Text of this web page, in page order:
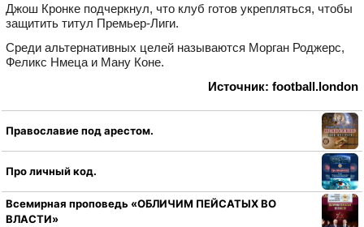
Джош Кронке подчеркнул, что клуб готов укрепляться, чтобы
защитить титул Премьер‑Лиги.
Среди альтернативных целей называются Морган Роджерс,
Феликс Нмеца и Ману Коне.
Источник: football.london
Православие под арестом.
Про личный код.
Всемирная проповедь «ОБЛИЧИМ ПЕЙСАТЫХ ВО
ВЛАСТИ»